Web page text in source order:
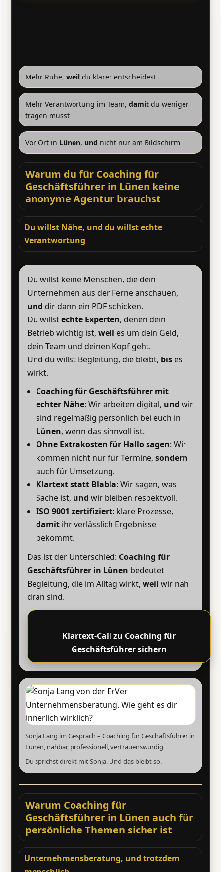
Mehr Ruhe, weil du klarer entscheidest
Mehr Verantwortung im Team, damit du weniger
tragen musst
Vor Ort in Lünen, und nicht nur am Bildschirm
Warum du für Coaching für
Geschäftsführer in Lünen keine
anonyme Agentur brauchst
Du willst Nähe, und du willst echte
Verantwortung
Du willst keine Menschen, die dein
Unternehmen aus der Ferne anschauen,
und dir dann ein PDF schicken.
Du willstechte Experten, denen dein
Betrieb wichtig ist, weil es um dein Geld,
dein Team und deinen Kopf geht.
Und du willst Begleitung, die bleibt, bis es
wirkt.
Coaching für Geschäftsführer mit
echter Nähe: Wir arbeiten digital, und wir
sind regelmäßig persönlich bei euch in
Lünen, wenn das sinnvoll ist.
Ohne Extrakosten für Hallo sagen: Wir
kommen nicht nur für Termine, sondern
auch für Umsetzung.
Klartext statt Blabla: Wir sagen, was
Sache ist, und wir bleiben respektvoll.
ISO 9001 zertifiziert: klare Prozesse,
damit ihr verlässlich Ergebnisse
bekommt.
Das ist der Unterschied: Coaching für
Geschäftsführer in Lünen bedeutet
Begleitung, die im Alltag wirkt, weil wir nah
dran sind.
Klartext-Call zu Coaching für
Geschäftsführer sichern
Sonja Lang im Gespräch – Coaching für Geschäftsführer in
Lünen, nahbar, professionell, vertrauenswürdig
Du sprichst direkt mit Sonja. Und das bleibt so.
Warum Coaching für
Geschäftsführer in Lünen auch für
persönliche Themen sicher ist
Unternehmensberatung, und trotzdem